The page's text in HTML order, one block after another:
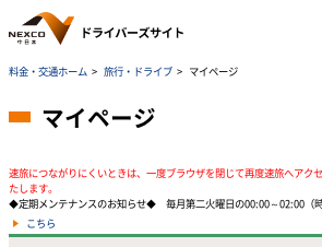
料金・交通ホーム > 旅行・ドライブ > マイページ
マイページ
速旅につながりにくいときは、一度ブラウザを閉じて再度速旅へアク
たします。
◆定期メンテナンスのお知らせ◆ 毎月第二火曜日の00:00～02:00（
こちら